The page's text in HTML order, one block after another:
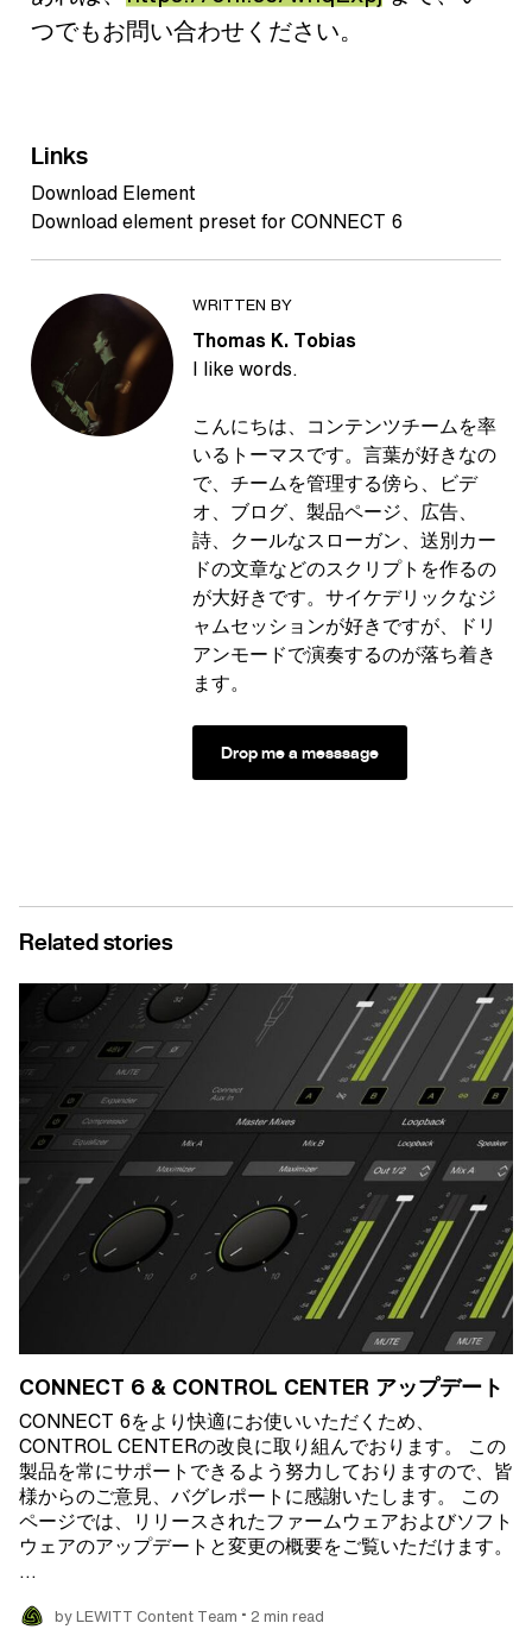
つでもお問い合わせください。
Links
Download Element
Download element preset for CONNECT 6
WRITTEN BY
Thomas K. Tobias
I like words.
こんにちは、コンテンツチームを率
いるトーマスです。言葉が好きなの
で、チームを管理する傍ら、ビデ
オ、ブログ、製品ページ、広告、
詩、クールなスローガン、送別カー
ドの文章などのスクリプトを作るの
が大好きです。サイケデリックなジ
ャムセッションが好きですが、ドリ
アンモードで演奏するのが落ち着き
ます。
Drop me a messsage
Related stories
CONNECT 6 & CONTROL CENTER アップデート
CONNECT 6をより快適にお使いいただくため、
CONTROL CENTERの改良に取り組んでおります。 この
製品を常にサポートできるよう努力しておりますので、皆
様からのご意見、バグレポートに感謝いたします。 この
ページでは、リリースされたファームウェアおよびソフト
ウェアのアップデートと変更の概要をご覧いただけます。
…
by LEWITT Content Team • 2 min read